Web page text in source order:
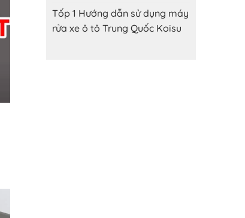
Tốp 1 Hướng dẫn sử dụng máy
rửa xe ô tô Trung Quốc Koisu